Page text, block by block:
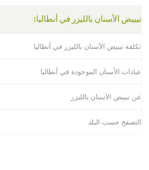
تبييض الأسنان بالليزر في أنطاليا:
تكلفة تبييض الأسنان بالليزر في أنطاليا
عيادات الأسنان الموجودة في أنطاليا
عن تبييض الأسنان بالليزر
التصفح حسب البلد